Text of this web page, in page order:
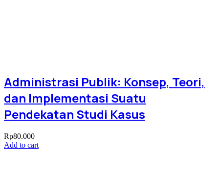
Administrasi Publik: Konsep, Teori,
dan Implementasi Suatu
Pendekatan Studi Kasus
Rp80.000
Add to cart